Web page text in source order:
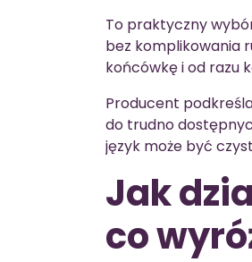
To praktyczny
bez komplikowania
końcówkę i od razu
Producent
do trudno
język może być
Jak
co